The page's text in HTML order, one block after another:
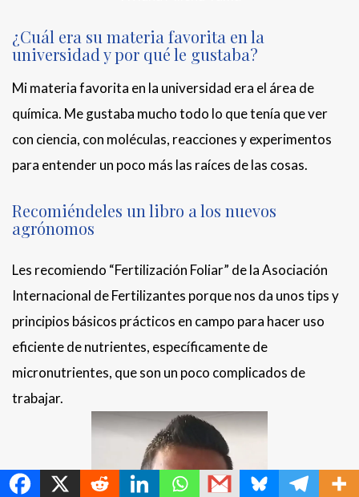
¿Cuál era su materia favorita en la
universidad y por qué le gustaba?
Mi materia favorita en la universidad era el área de
química. Me gustaba mucho todo lo que tenía que ver
con ciencia, con moléculas, reacciones y experimentos
para entender un poco más las raíces de las cosas.
Recomiéndeles un libro a los nuevos
agrónomos
Les recomiendo “Fertilización Foliar” de la Asociación
Internacional de Fertilizantes porque nos da unos tips y
principios básicos prácticos en campo para hacer uso
eficiente de nutrientes, específicamente de
micronutrientes, que son un poco complicados de
trabajar.
MetroChat